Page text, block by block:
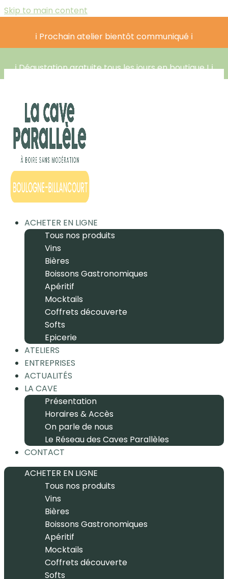
Skip to main content
ℹ️ Prochain atelier bientôt communiqué ℹ️
ℹ️ Dégustation gratuite tous les jours en boutique ! ℹ️
ACHETER EN LIGNE
Tous nos produits
Vins
Bières
Boissons Gastronomiques
Apéritif
Mocktails
Coffrets découverte
Softs
Epicerie
ATELIERS
ENTREPRISES
ACTUALITÉS
LA CAVE
Présentation
Horaires & Accès
On parle de nous
Le Réseau des Caves Parallèles
CONTACT
ACHETER EN LIGNE
Tous nos produits
Vins
Bières
Boissons Gastronomiques
Apéritif
Mocktails
Coffrets découverte
Softs